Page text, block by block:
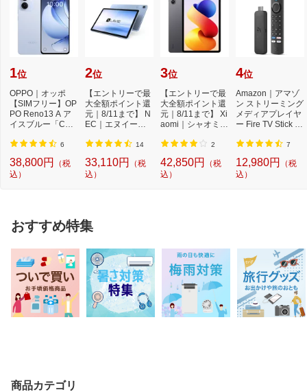
1位
OPPO｜オッポ
【SIMフリー】OP
PO Reno13 A ア
イスブルー「CPH
m Snapdr...
6
38,800円
（税
込）
2位
【エントリーで最
大全額ポイント還
元｜8/11まで】 N
EC｜エヌイーシ
ッ...
14
33,110円
（税
込）
3位
【エントリーで最
大全額ポイント還
元｜8/11まで】 Xi
aomi｜シャオミ A
2
42,850円
（税
込）
4位
Amazon｜アマゾ
ン ストリーミング
メディアプレイヤ
ー Fire TV Stick 4
7
12,980円
（税
込）
おすすめ特集
商品カテゴリ